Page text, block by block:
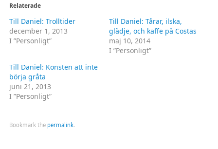
(Öppnas
i
nytt
fönster)
ett
nytt
fönster)
Relaterade
Till Daniel: Trolltider
december 1, 2013
I ”Personligt”
Till Daniel: Tårar, ilska,
glädje, och kaffe på Costas
maj 10, 2014
I ”Personligt”
Till Daniel: Konsten att inte
börja gråta
juni 21, 2013
I ”Personligt”
Bookmark the permalink.